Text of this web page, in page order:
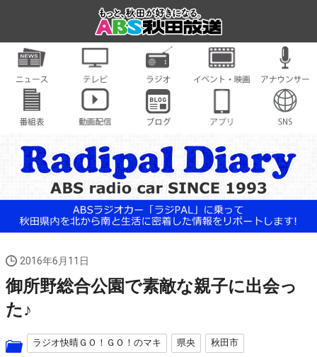
2016年6月11日
御所野総合公園で素敵な親子に出会っ
た♪
ラジオ快晴ＧＯ！ＧＯ！のマキ 県央 秋田市